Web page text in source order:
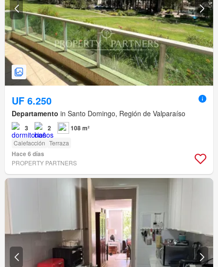
UF 6.250
Departamento in Santo Domingo, Región de Valparaíso
3 2 108 m²
Calefacción Terraza
Hace 6 días
PROPERTY PARTNERS